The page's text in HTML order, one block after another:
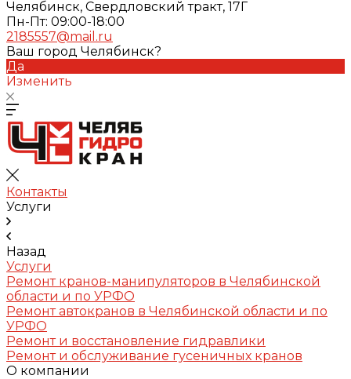
Челябинск, Свердловский тракт, 17Г
Пн-Пт: 09:00-18:00
2185557@mail.ru
Ваш город Челябинск?
Да
Изменить
Контакты
Услуги
Назад
Услуги
Ремонт кранов-манипуляторов в Челябинской
области и по УРФО
Ремонт автокранов в Челябинской области и по
УРФО
Ремонт и восстановление гидравлики
Ремонт и обслуживание гусеничных кранов
О компании